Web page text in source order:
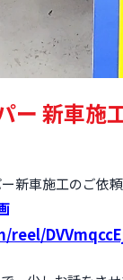
ー 新車施
車施工のご依頼